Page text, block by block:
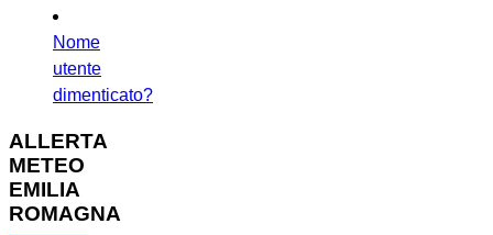
Nome
utente
dimenticato?
ALLERTA
METEO
EMILIA
ROMAGNA